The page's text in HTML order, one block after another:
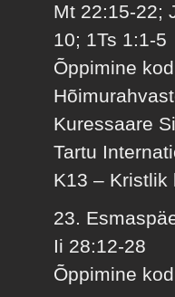
Mt 22:15-22;
10; 1Ts 1:1-5
Õppimine
Kuressaare
Tartu
K13 – Kristlik
23.
Ii 28:12-28
Õppimine